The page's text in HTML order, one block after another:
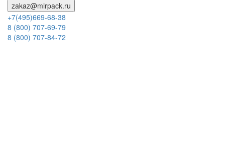
zakaz@mirpack.ru
+7(495)669-68-38
8 (800) 707-69-79
8 (800) 707-84-72